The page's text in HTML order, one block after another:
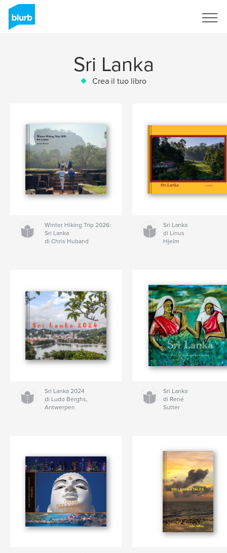
Sri Lanka
Crea il tuo libro
Winter Hiking Trip 2026:
Sri Lanka
di Chris Huband
Sri Lanka
di Linus
Hjelm
Sri Lanka 2024
di Ludo Berghs,
Antwerpen
Sri Lanka
di René
Sutter